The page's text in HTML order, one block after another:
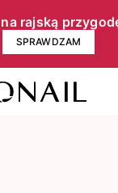
rajską
SPRAWDZAM